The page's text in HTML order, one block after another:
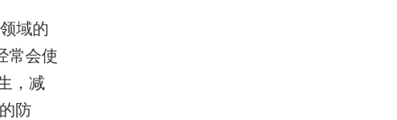
域的
常会使
，减
防